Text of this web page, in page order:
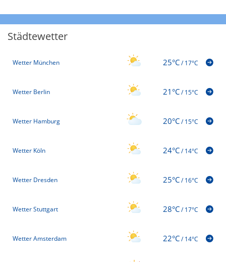
Städtewetter
Wetter München 25°C/17°C
Wetter Berlin 21°C/15°C
Wetter Hamburg 20°C/15°C
Wetter Köln 24°C/14°C
Wetter Dresden 25°C/16°C
Wetter Stuttgart 28°C/17°C
Wetter Amsterdam 22°C/14°C